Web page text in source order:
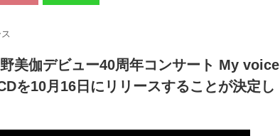
美伽デビュー40周年コンサート My voice
を10月16日にリリースすることが決定し